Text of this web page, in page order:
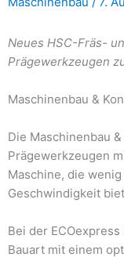
Neues HSC-Fräs-
Prägewerkzeugen
Maschinenbau &
Die Maschinenbau
Prägewerkzeugen
Maschine, die
Geschwindigkeit
Bei der
Bauart mit einem